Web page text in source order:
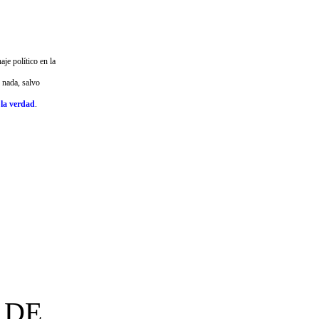
político en la
salvo
la verdad.